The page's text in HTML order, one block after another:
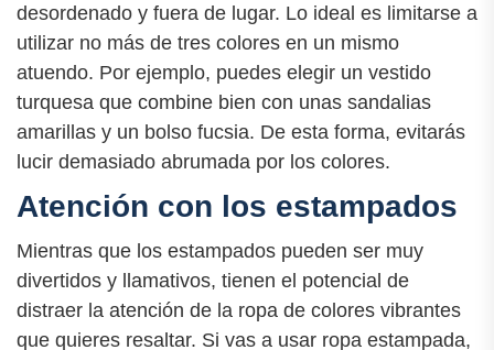
desordenado y fuera de lugar. Lo ideal es limitarse a
utilizar no más de tres colores en un mismo
atuendo. Por ejemplo, puedes elegir un vestido
turquesa que combine bien con unas sandalias
amarillas y un bolso fucsia. De esta forma, evitarás
lucir demasiado abrumada por los colores.
Atención con los estampados
Mientras que los estampados pueden ser muy
divertidos y llamativos, tienen el potencial de
distraer la atención de la ropa de colores vibrantes
que quieres resaltar. Si vas a usar ropa estampada,